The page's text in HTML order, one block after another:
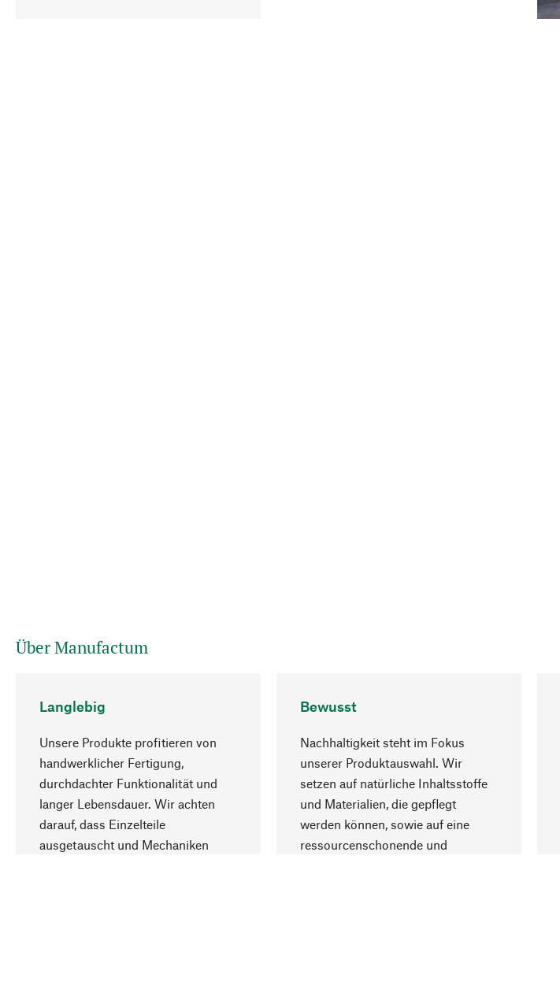
Über Manufactum
Langlebig
Unsere Produkte profitieren von
handwerklicher Fertigung,
durchdachter Funktionalität und
langer Lebensdauer. Wir achten
darauf, dass Einzelteile
ausgetauscht und Mechaniken
Bewusst
Nachhaltigkeit steht im Fokus
unserer Produktauswahl. Wir
setzen auf natürliche Inhaltsstoffe
und Materialien, die gepflegt
werden können, sowie auf eine
ressourcenschonende und